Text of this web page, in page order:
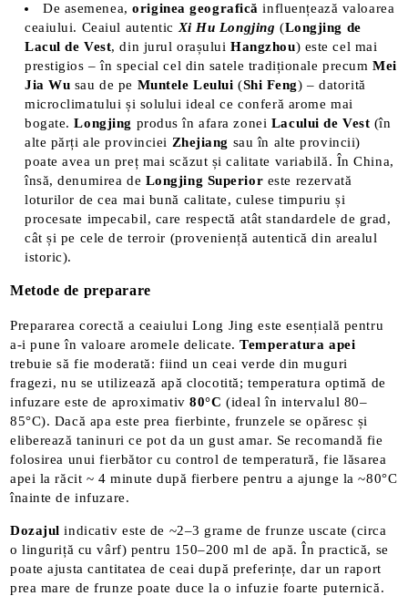
De asemenea,originea geografică influențează valoarea
ceaiului. Ceaiul autentic Xi Hu Longjing (Longjing de
Lacul de Vest, din jurul orașuluiHangzhou) este cel mai
prestigios – în special cel din satele tradiționale precumMei
Jia Wu sau de pe Muntele Leului (Shi Feng) – datorită
microclimatului și solului ideal ce conferă arome mai
bogate.Longjing produs în afara zonei Lacului de Vest (în
alte părți ale provinciei Zhejiang sau în alte provincii)
poate avea un preț mai scăzut și calitate variabilă. În China,
însă, denumirea de Longjing Superior este rezervată
loturilor de cea mai bună calitate, culese timpuriu și
procesate impecabil, care respectă atât standardele de grad,
cât și pe cele de terroir (proveniență autentică din arealul
istoric).
Metode de preparare
Prepararea corectă a ceaiului Long Jing este esențială pentru
a-i pune în valoare aromele delicate.Temperatura apei
trebuie să fie moderată: fiind un ceai verde din muguri
fragezi, nu se utilizează apă clocotită; temperatura optimă de
infuzare este de aproximativ80°C (ideal în intervalul 80–
85°C)​. Dacă apa este prea fierbinte, frunzele se opăresc și
eliberează taninuri ce pot da un gust amar. Se recomandă fie
folosirea unui fierbător cu control de temperatură, fie lăsarea
apei la răcit ~ 4 minute după fierbere pentru a ajunge la ~80°C
înainte de infuzare.
Dozajul indicativ este de ~2–3 grame de frunze uscate (circa
o linguriță cu vârf) pentru 150–200 ml de apă. În practică, se
poate ajusta cantitatea de ceai după preferințe, dar un raport
prea mare de frunze poate duce la o infuzie foarte puternică.